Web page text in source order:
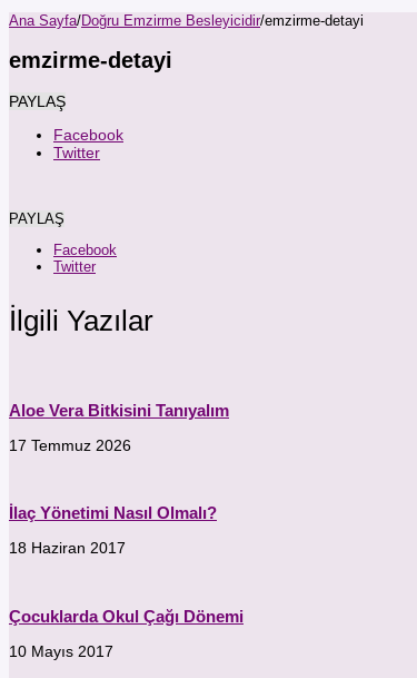
Ana Sayfa/Doğru Emzirme Besleyicidir/emzirme-detayi
emzirme-detayi
PAYLAŞ
Facebook
Twitter
PAYLAŞ
Facebook
Twitter
İlgili Yazılar
Aloe Vera Bitkisini Tanıyalım
17 Temmuz 2026
İlaç Yönetimi Nasıl Olmalı?
18 Haziran 2017
Çocuklarda Okul Çağı Dönemi
10 Mayıs 2017